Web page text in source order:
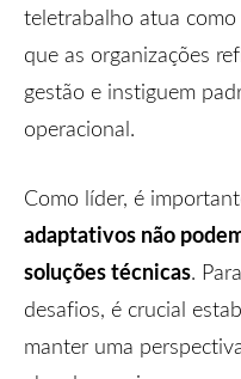
teletrabalho atua
que as organizações
gestão e instiguem
operacional.
Como líder, é
adaptativos não
soluções técnicas.
desafios, é crucial
manter uma